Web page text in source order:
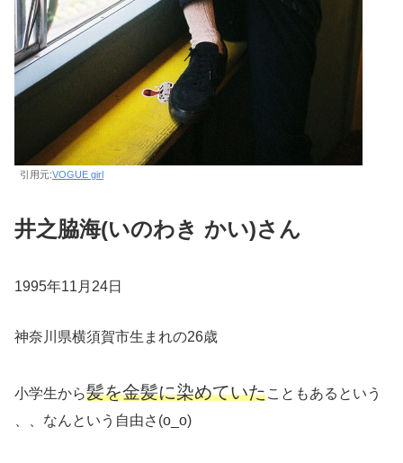
引用元:VOGUE girl
井之脇海(いのわき かい)さん
1995年11月24日
神奈川県横須賀市生まれの26歳
小学生から髪を金髪に染めていたこともあるという
、、なんという自由さ(o_o)